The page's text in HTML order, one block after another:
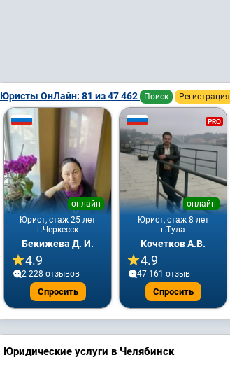
Юристы ОнЛайн: 81 из 47 462 Поиск Регистрация
Юрист, стаж 25 лет
онлайн
г.Черкесск
Бекижева Д. И.
4.9
2 228 отзывов
Спросить
PRO
Юрист, стаж 8 лет
онлайн
г.Тула
Кочетков А.В.
4.9
47 161 отзыв
Спросить
Юридические услуги в Челябинск